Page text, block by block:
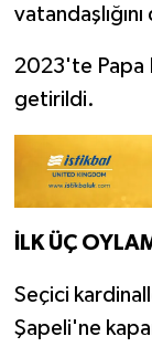
vatandaşlığını
2023'te Papa
getirildi.
İLK ÜÇ
Seçici
Şapeli'ne